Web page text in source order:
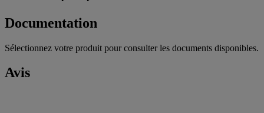
Documentation
Sélectionnez votre produit pour consulter les documents disponibles.
Avis